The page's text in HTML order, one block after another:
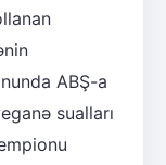
ABŞ-a
sualları